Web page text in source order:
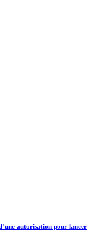
autorisation pour lancer